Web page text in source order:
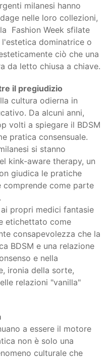
milanesi hanno
nelle loro collezioni,
Fashion Week sfilate
l'estetica dominatrice o
ciò che una
da letto chiusa a chiave.
il pregiudizio
cultura odierna in
Da alcuni anni,
volti a spiegare il BDSM
pratica consensuale.
si stanno
kink-aware therapy, un
giudica le pratiche
comprende come parte
propri medici fantasie
etichettato come
consapevolezza che la
BDSM e una relazione
e nella
ironia della sorte,
relazioni "vanilla"
a essere il motore
non è solo una
culturale che